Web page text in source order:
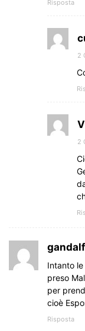
Risposta
2
2
gandalf
Intanto
preso
per
cioè
Risposta